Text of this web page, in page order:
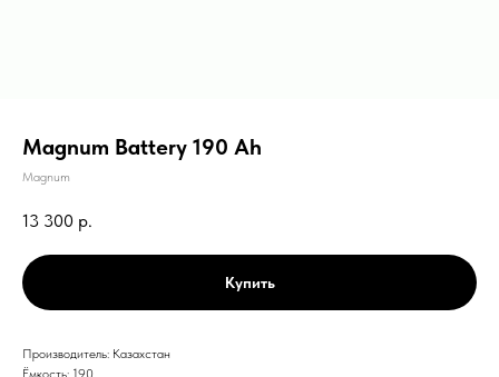
Magnum Battery 190 Ah
Magnum
13 300 р.
Купить
Производитель: Казахстан
Ёмкость: 190